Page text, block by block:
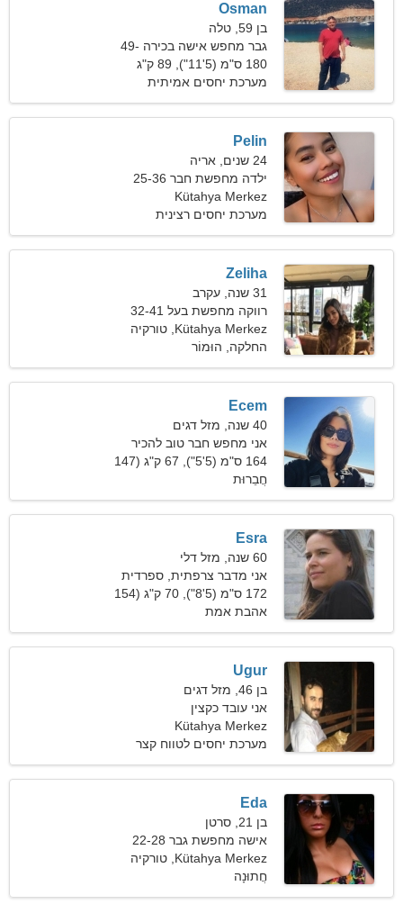
Osman
בן 59, טלה
גבר מחפש אישה בכירה 49-
56
180 ס"מ (5'11"), 89 ק"ג
(196 פאונד)
מערכת יחסים אמיתית
Pelin
24 שנים, אריה
ילדה מחפשת חבר 25-36
Kütahya Merkez
מערכת יחסים רצינית
Zeliha
31 שנה, עקרב
רווקה מחפשת בעל 32-41
Kütahya Merkez, טורקיה
החלקה, הוּמוֹר
Ecem
40 שנה, מזל דגים
אני מחפש חבר טוב להכיר
164 ס"מ (5'5"), 67 ק"ג (147
פאונד)
חֲבֵרוּת
Esra
60 שנה, מזל דלי
אני מדבר צרפתית, ספרדית
172 ס"מ (5'8"), 70 ק"ג (154
פאונד)
אהבת אמת
Ugur
בן 46, מזל דגים
אני עובד כקצין
Kütahya Merkez
מערכת יחסים לטווח קצר
Eda
בן 21, סרטן
אישה מחפשת גבר 22-28
Kütahya Merkez, טורקיה
חֲתוּנָה